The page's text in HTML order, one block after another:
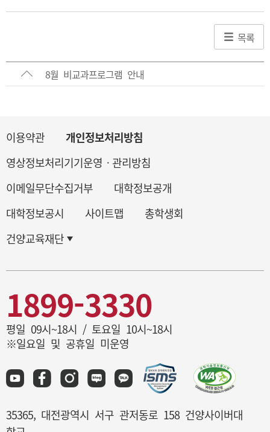
목록
8월 비교과프로그램 안내
이용약관
개인정보처리방침
영상정보처리기기운영ㆍ관리방침
이메일무단수집거부
대학정보공개
대학정보공시
사이트맵
총학생회
건양교육재단
1899-3330
평일 09시~18시 / 토요일 10시~18시
※일요일 및 공휴일 미운영
35365, 대전광역시 서구 관저동로 158 건양사이버대